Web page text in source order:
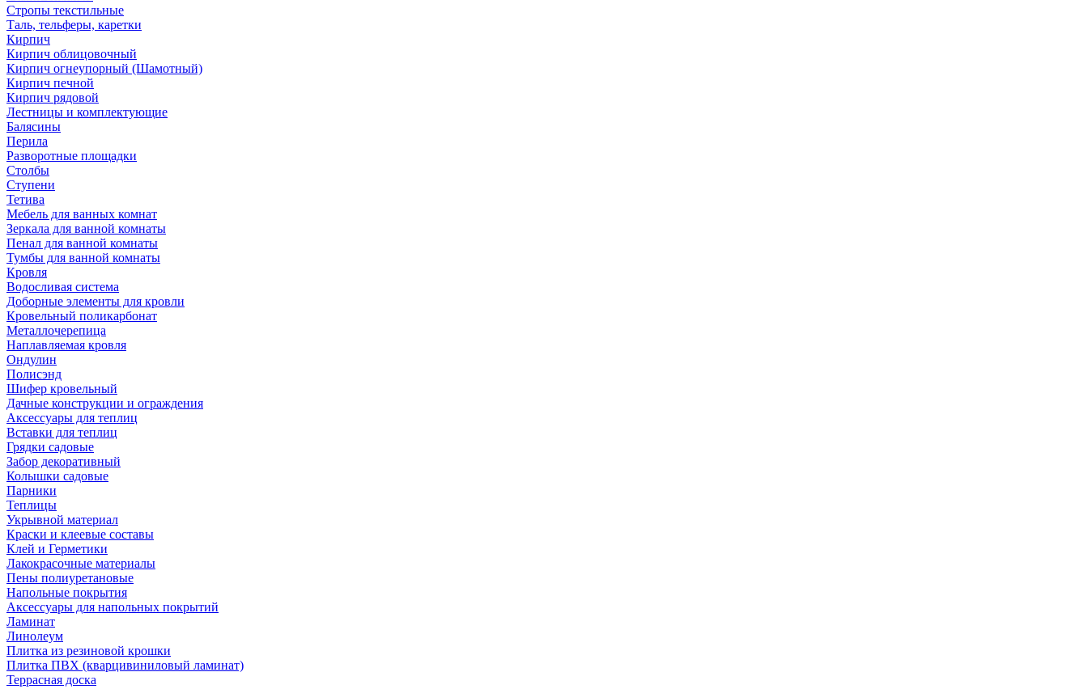
Стропы текстильные
Таль, тельферы, каретки
Кирпич
Кирпич облицовочный
Кирпич огнеупорный (Шамотный)
Кирпич печной
Кирпич рядовой
Лестницы и комплектующие
Балясины
Перила
Разворотные площадки
Столбы
Ступени
Тетива
Мебель для ванных комнат
Зеркала для ванной комнаты
Пенал для ванной комнаты
Тумбы для ванной комнаты
Кровля
Водосливая система
Доборные элементы для кровли
Кровельный поликарбонат
Металлочерепица
Наплавляемая кровля
Ондулин
Полисэнд
Шифер кровельный
Дачные конструкции и ограждения
Аксессуары для теплиц
Вставки для теплиц
Грядки садовые
Забор декоративный
Колышки садовые
Парники
Теплицы
Укрывной материал
Краски и клеевые составы
Клей и Герметики
Лакокрасочные материалы
Пены полиуретановые
Напольные покрытия
Аксессуары для напольных покрытий
Ламинат
Линолеум
Плитка из резиновой крошки
Плитка ПВХ (кварцивиниловый ламинат)
Террасная доска